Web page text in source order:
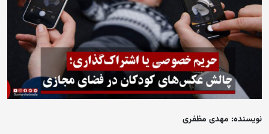
نویسنده: مهدی مظفری